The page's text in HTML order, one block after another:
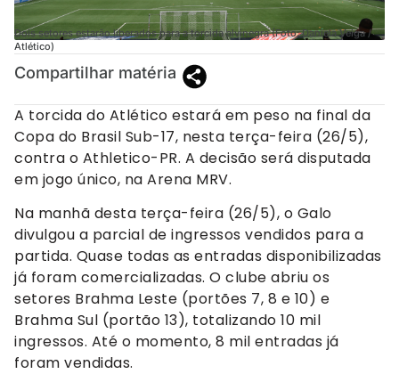
Dois setores estarão liberados para a torcida alvinegra (Foto: Daniela Veiga /
Atlético)
Compartilhar matéria
A torcida do Atlético estará em peso na final da
Copa do Brasil Sub-17, nesta terça-feira (26/5),
contra o Athletico-PR. A decisão será disputada
em jogo único, na Arena MRV.
Na manhã desta terça-feira (26/5), o Galo
divulgou a parcial de ingressos vendidos para a
partida. Quase todas as entradas disponibilizadas
já foram comercializadas. O clube abriu os
setores Brahma Leste (portões 7, 8 e 10) e
Brahma Sul (portão 13), totalizando 10 mil
ingressos. Até o momento, 8 mil entradas já
foram vendidas.